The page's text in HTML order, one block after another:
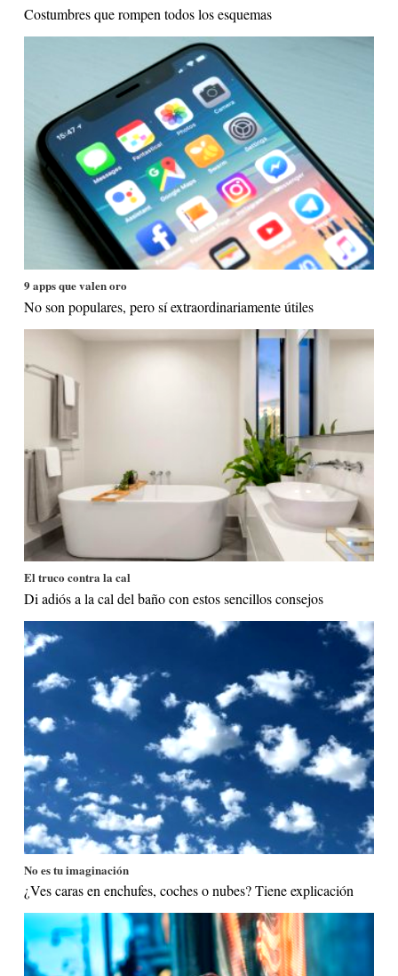
Costumbres que rompen todos los esquemas
9 apps que valen oro
No son populares, pero sí extraordinariamente útiles
El truco contra la cal
Di adiós a la cal del baño con estos sencillos consejos
No es tu imaginación
¿Ves caras en enchufes, coches o nubes? Tiene explicación